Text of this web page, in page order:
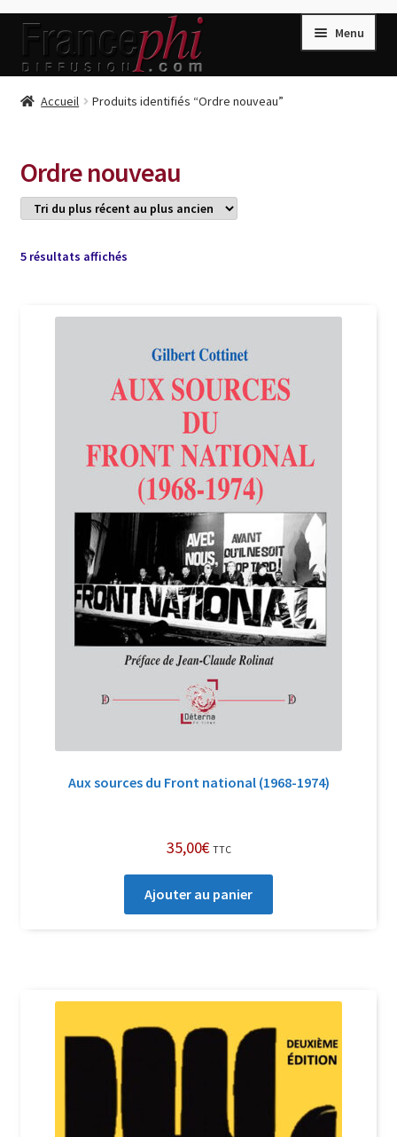
Aller
la
Aller
contenu
Menu
Accueil
Conditions de Vente
Connection
Listes d’Envies
Livres de Peter Randa
Livres de Philippe Randa
Newsletter
Politique de confidentialité et cookies
Qui sommes-nous ?
Soutien à Philippe Randa
Suivi de la Commande
Accueil Produits identifiés “Ordre nouveau”
Ordre nouveau
5 résultats affichésTrié
récent
ancien
Aux sources du Front national (1968-1974)
35,00€ TTC
Ajouter au panier